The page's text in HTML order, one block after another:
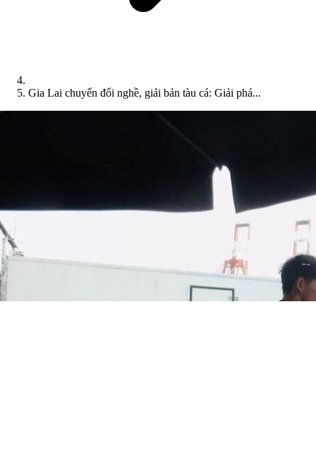
Gia Lai chuyển đổi nghề, giải bản tàu cá: Giải phá...